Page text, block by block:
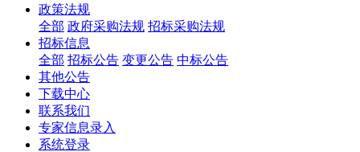
政策法规
全部 政府采购法规 招标采购法规
招标信息
全部 招标公告 变更公告 中标公告
其他公告
下载中心
联系我们
专家信息录入
系统登录